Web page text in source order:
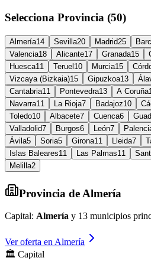
Selecciona Provincia (50)
Almería14 Sevilla20 Madrid25
Valencia18 Alicante17 Granada15
Huesca11 Teruel 10 Murcia15
Vizcaya (Bizkaia)15 Gipuzkoa13
Cantabria11 Pontevedra13 A Coruña
Navarra11 La Rioja7 Badajoz10
Toledo10 Albacete7 Cuenca6
Valladolid7 Burgos6 León7
Ávila5 Soria5 Girona11 Lleida7
Islas Baleares11 Las Palmas11
Melilla2
Provincia de Almería
Capital: Almería y 13 municipios
Ver oferta en Almería
🏛️ Capital